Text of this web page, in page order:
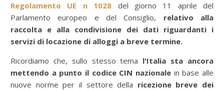
Regolamento UE n 1028 del giorno 11 aprile del
Parlamento europeo e del Consiglio, relativo alla
raccolta e alla condivisione dei dati riguardanti i
servizi di locazione di alloggi a breve termine.
Ricordiamo che, sullo stesso tema l'Italia sta ancora
mettendo a punto il codice CIN nazionale in base alle
nuove norme per il settore della ricezione breve dei